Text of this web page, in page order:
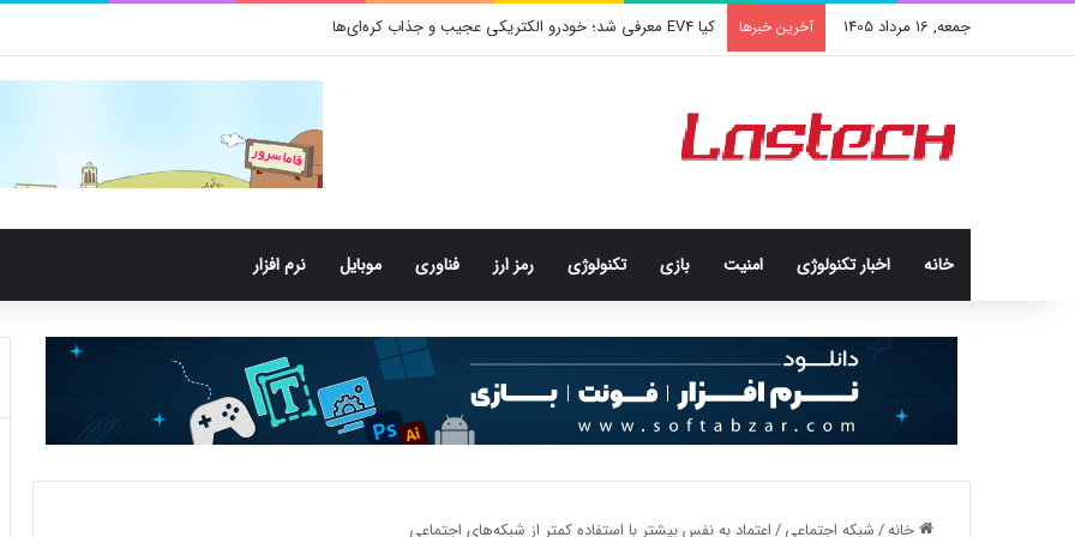
جمعه, 16 مرداد 1405 آخرین خبرها کیا EV4 معرفی شد؛ خودرو الکتریکی عجیب و جذاب کره‌ای‌ها
خانه اخبار تکنولوژی امنيت بازی تکنولوژی رمز ارز فناوری موبایل نرم افزار
خانه/شبكه اجتماعی/اعتماد‌ به‌ نفس بیشتر با استفاده کمتر از شبکه‌های اجتماعی